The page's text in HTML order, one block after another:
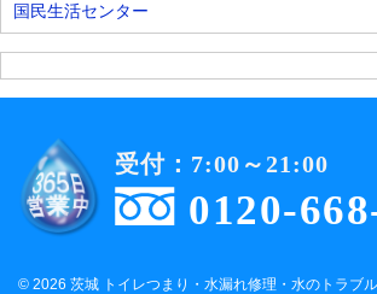
国民生活センター
0120-
受付：7:00～21:00
© 2026 茨城 トイレつまり・水漏れ修理・水のトラブ